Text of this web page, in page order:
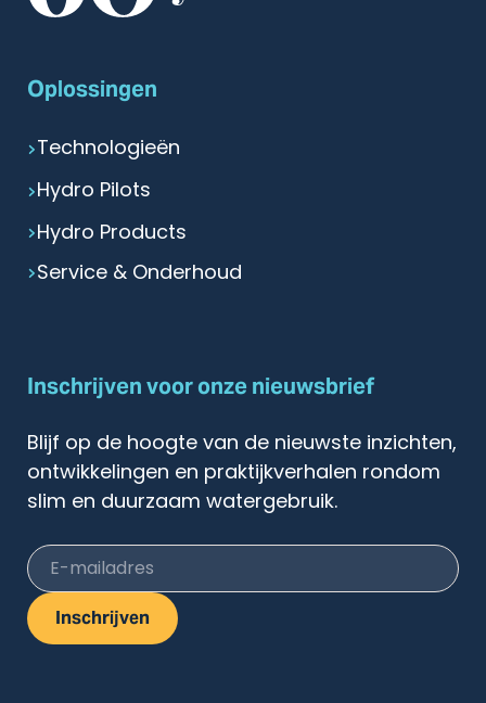
Oplossingen
Technologieën
Hydro Pilots
Hydro Products
Service & Onderhoud
Inschrijven voor onze nieuwsbrief
Blijf op de hoogte van de nieuwste inzichten,
ontwikkelingen en praktijkverhalen rondom
slim en duurzaam watergebruik.
E-mailadres
Inschrijven